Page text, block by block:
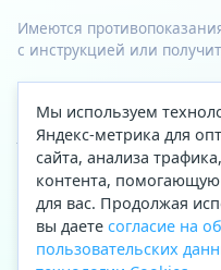
Имеются
с инструкцией или
© 2023—2026 Все права
Адрес
Архангельск, ул.
автоцентра «Тойота»)
Приемная Генерального
Мы используем
Яндекс-метрика для
сайта, анализа
контента, помогающую
для вас. Продолжая
вы даете согласие на
пользовательских